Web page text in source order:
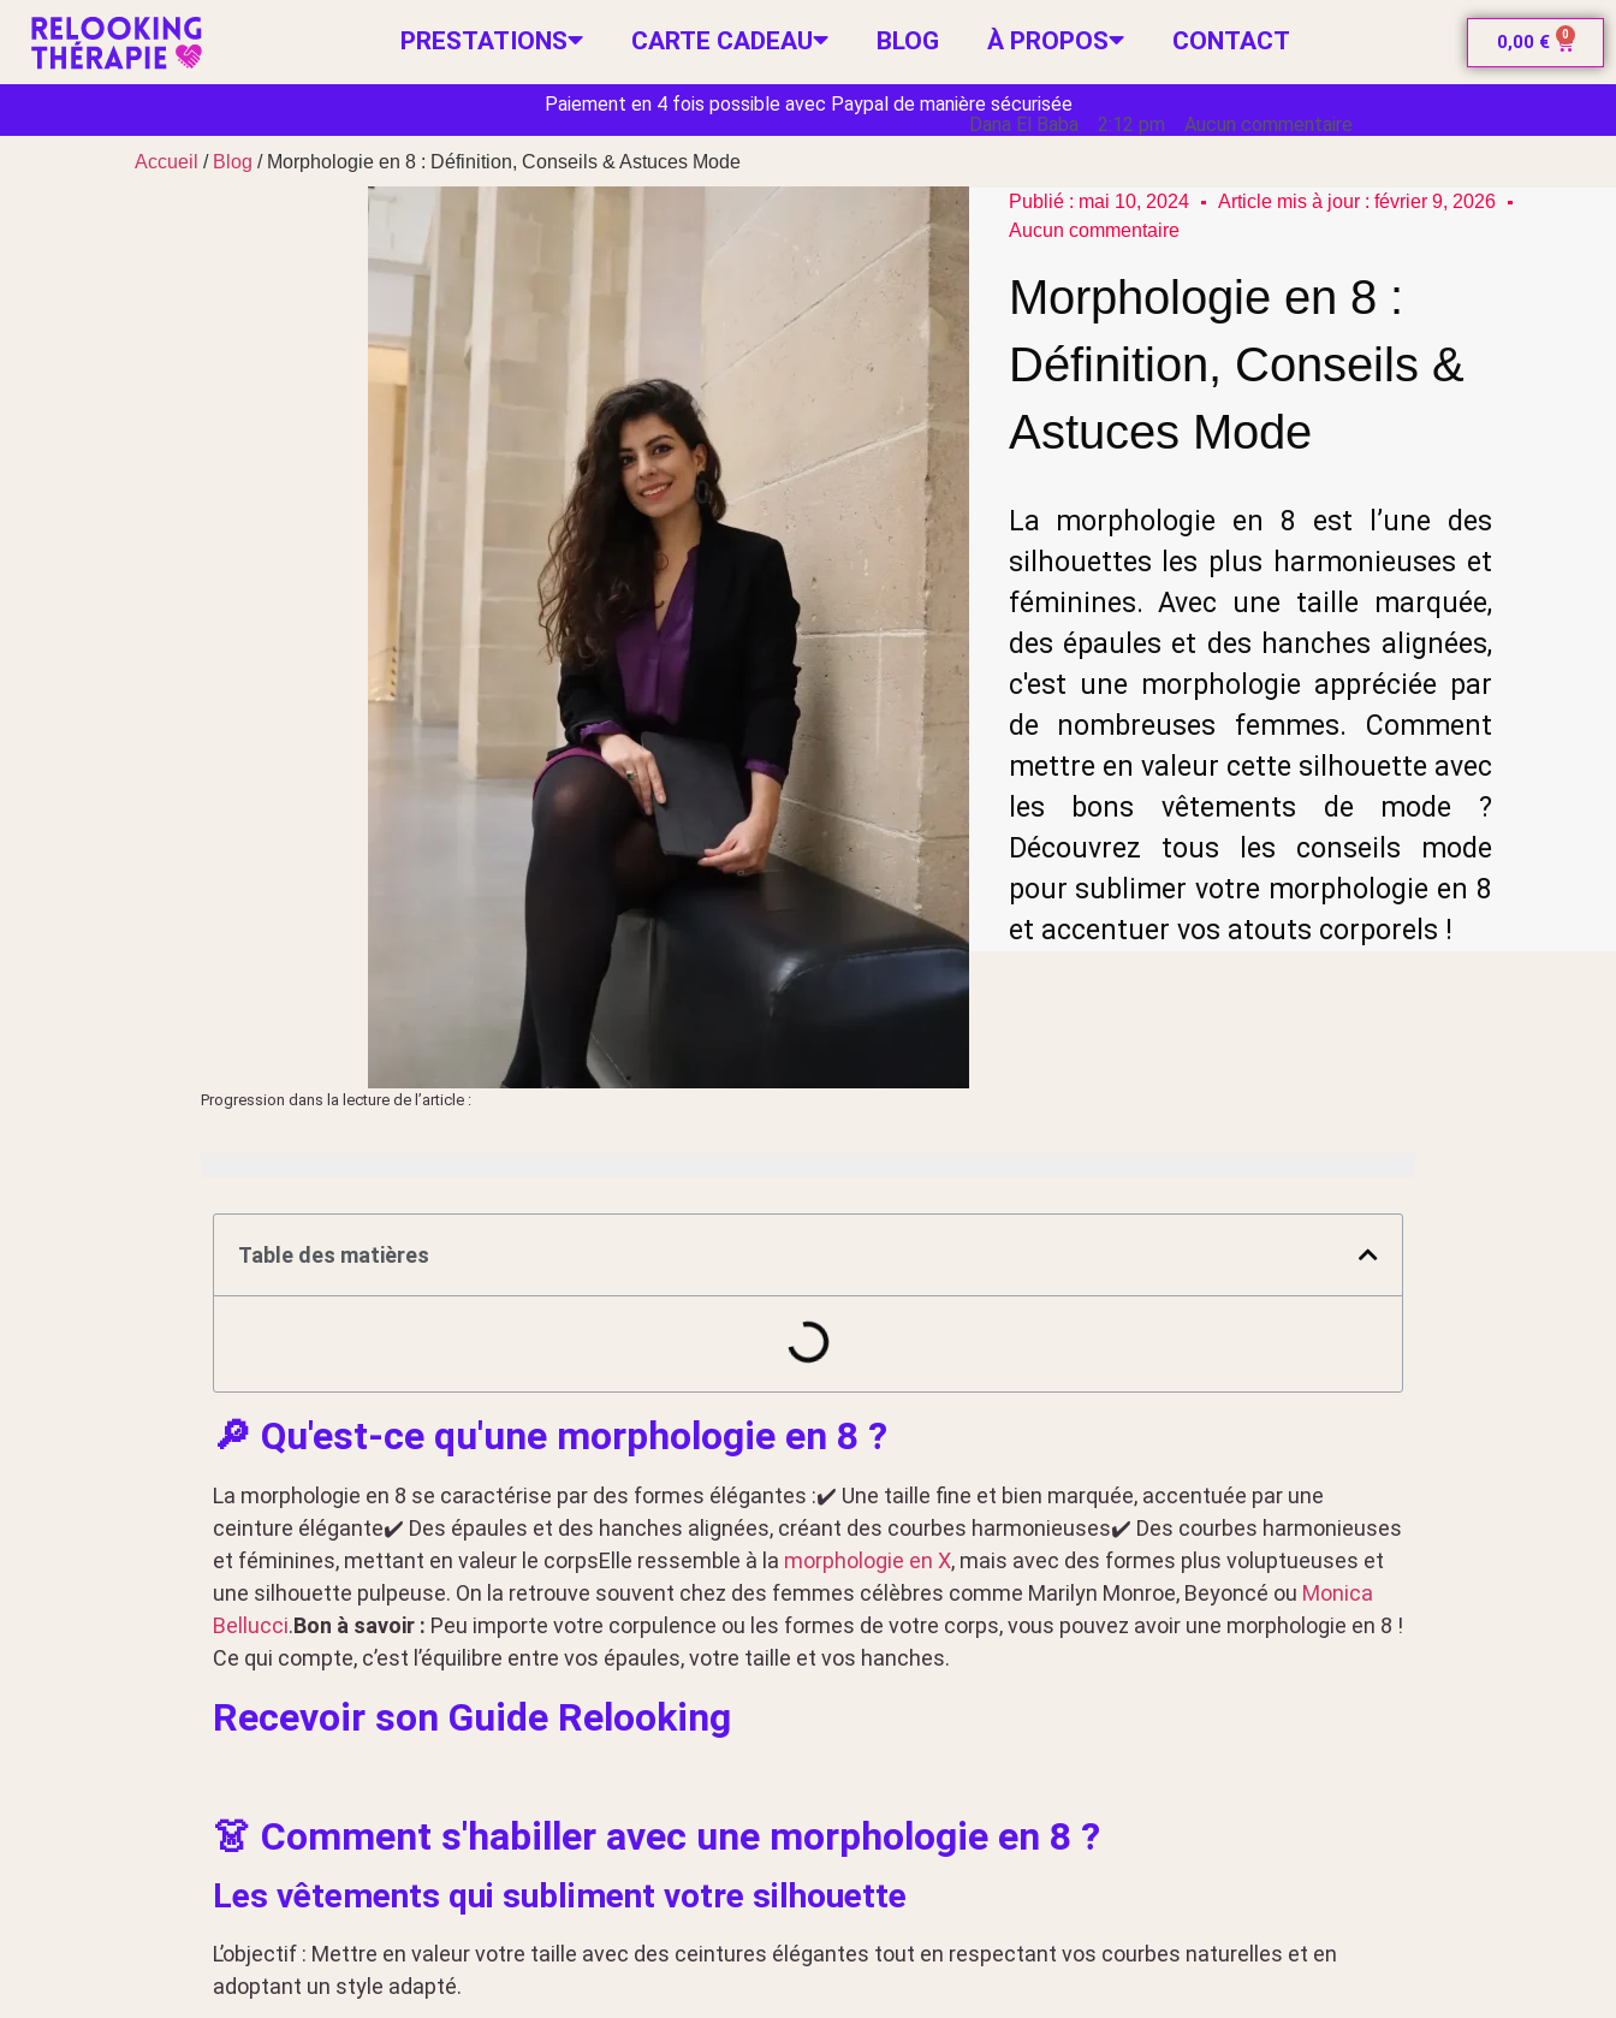
PRESTATIONS CARTE CADEAU BLOG À PROPOS CONTACT 0,00 € 0
Paiement en 4 fois possible avec Paypal de manière sécurisée
Accueil / Blog / Morphologie en 8 : Définition, Conseils & Astuces Mode
Dana El Baba 2:12 pm Aucun commentaire
Publié : mai 10, 2024
Article mis à jour : février 9, 2026
Aucun commentaire
Morphologie en 8 :
Définition, Conseils &
Astuces Mode
La morphologie en 8 est l’une des
silhouettes les plus harmonieuses et
féminines. Avec une taille marquée,
des épaules et des hanches alignées,
c'est une morphologie appréciée par
de nombreuses femmes. Comment
mettre en valeur cette silhouette avec
les bons vêtements de mode ?
Découvrez tous les conseils mode
pour sublimer votre morphologie en 8
et accentuer vos atouts corporels !
Progression dans la lecture de l’article :
Table des matières
🔎 Qu'est-ce qu'une morphologie en 8 ?
La morphologie en 8 se caractérise par des formes élégantes :✔️ Une taille fine et bien marquée, accentuée par une
ceinture élégante✔️ Des épaules et des hanches alignées, créant des courbes harmonieuses✔️ Des courbes harmonieuses
et féminines, mettant en valeur le corpsElle ressemble à la morphologie en X, mais avec des formes plus voluptueuses et
une silhouette pulpeuse. On la retrouve souvent chez des femmes célèbres comme Marilyn Monroe, Beyoncé ou Monica
Bellucci.Bon à savoir : Peu importe votre corpulence ou les formes de votre corps, vous pouvez avoir une morphologie en 8 !
Ce qui compte, c’est l’équilibre entre vos épaules, votre taille et vos hanches.
Recevoir son Guide Relooking
👗 Comment s'habiller avec une morphologie en 8 ?
Les vêtements qui subliment votre silhouette
L’objectif : Mettre en valeur votre taille avec des ceintures élégantes tout en respectant vos courbes naturelles et en
adoptant un style adapté.